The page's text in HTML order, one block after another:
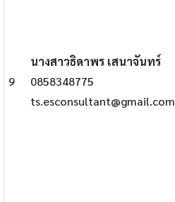
9
นางสาวธิดาพร เสนาจันทร์
0858348775
ts.esconsultant@gmail.com